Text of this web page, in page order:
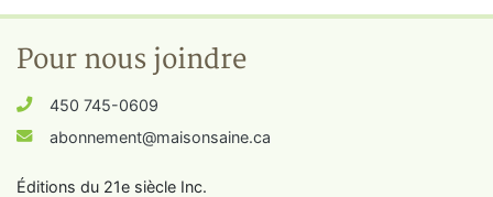
Pour nous joindre
450 745-0609
abonnement@maisonsaine.ca
Éditions du 21e siècle Inc.